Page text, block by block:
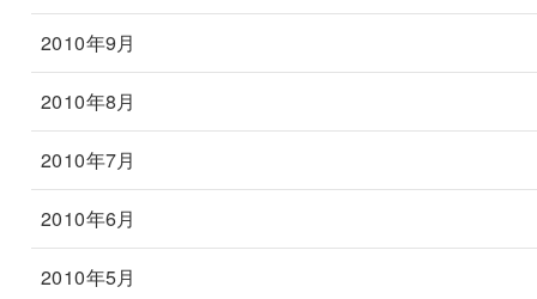
2010年9月
2010年8月
2010年7月
2010年6月
2010年5月